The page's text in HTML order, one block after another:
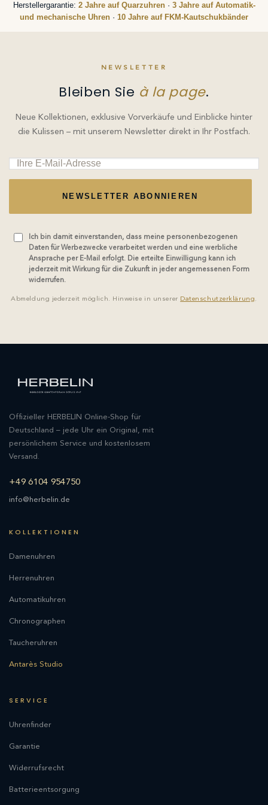
Herstellergarantie: 2 Jahre auf Quarzuhren· 3 Jahre auf Automatik-
und mechanische Uhren · 10 Jahre auf FKM-Kautschukbänder
NEWSLETTER
Bleiben Sie à la page.
Neue Kollektionen, exklusive Vorverkäufe und Einblicke hinter
die Kulissen – mit unserem Newsletter direkt in Ihr Postfach.
NEWSLETTER ABONNIEREN
Ich bin damit einverstanden, dass meine personenbezogenen
Daten für Werbezwecke verarbeitet werden und eine werbliche
Ansprache per E-Mail erfolgt. Die erteilte Einwilligung kann ich
jederzeit mit Wirkung für die Zukunft in jeder angemessenen Form
widerrufen.
Abmeldung jederzeit möglich. Hinweise in unserer Datenschutzerklärung.
Offizieller HERBELIN Online-Shop für
Deutschland – jede Uhr ein Original, mit
persönlichem Service und kostenlosem
Versand.
+49 6104 954750
info@herbelin.de
KOLLEKTIONEN
Damenuhren
Herrenuhren
Automatikuhren
Chronographen
Taucheruhren
Antarès Studio
SERVICE
Uhrenfinder
Garantie
Widerrufsrecht
Batterieentsorgung